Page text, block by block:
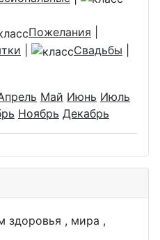
Пожелания
Свадьбы
Май Июнь Июль
Ноябрь Декабрь
здоровья , мира ,